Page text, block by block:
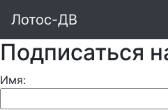
Лотос-ДВ
Подписаться
Имя: